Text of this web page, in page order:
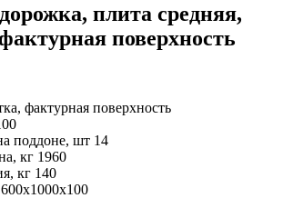
плита средняя,
поверхность
фактурная поверхность
поддоне, шт 14
кг 1960
кг 140
600х1000х100